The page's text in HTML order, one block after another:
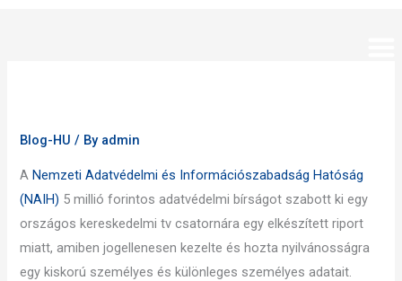
Blog-HU / By admin
ANemzeti Adatvédelmi és Információszabadság Hatóság
(NAIH) 5 millió forintos adatvédelmi bírságot szabott ki egy
országos kereskedelmi tv csatornára egy elkészített riport
miatt, amiben jogellenesen kezelte és hozta nyilvánosságra
egy kiskorú személyes és különleges személyes adatait.